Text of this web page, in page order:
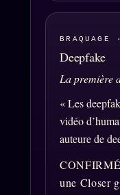
À propos
Founders
Équipe
Auteurs
Personas
Who is who
Qui baise qui
Signatures
BRAQUAGE
Deepfake
La première
« Les
vidéo
auteure de
CONFIRMÉ
une Closer